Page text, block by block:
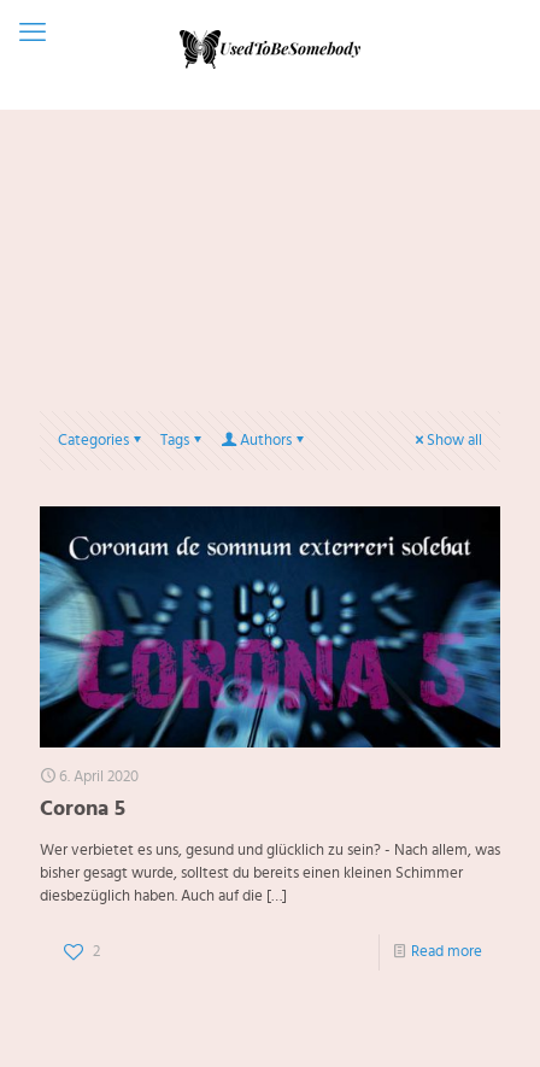
Categories Tags Authors Show all
6. April 2020
Corona 5
Wer verbietet es uns, gesund und glücklich zu sein? - Nach allem, was
bisher gesagt wurde, solltest du bereits einen kleinen Schimmer
diesbezüglich haben. Auch auf die […]
2 Read more